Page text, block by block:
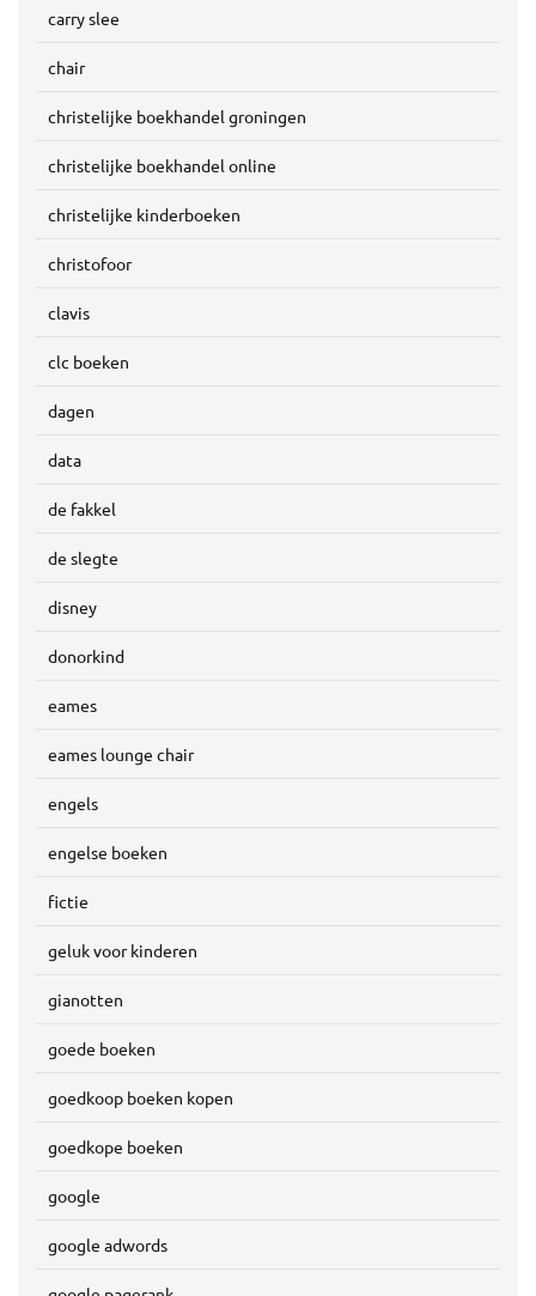
carry slee
chair
christelijke boekhandel groningen
christelijke boekhandel online
christelijke kinderboeken
christofoor
clavis
clc boeken
dagen
data
de fakkel
de slegte
disney
donorkind
eames
eames lounge chair
engels
engelse boeken
fictie
geluk voor kinderen
gianotten
goede boeken
goedkoop boeken kopen
goedkope boeken
google
google adwords